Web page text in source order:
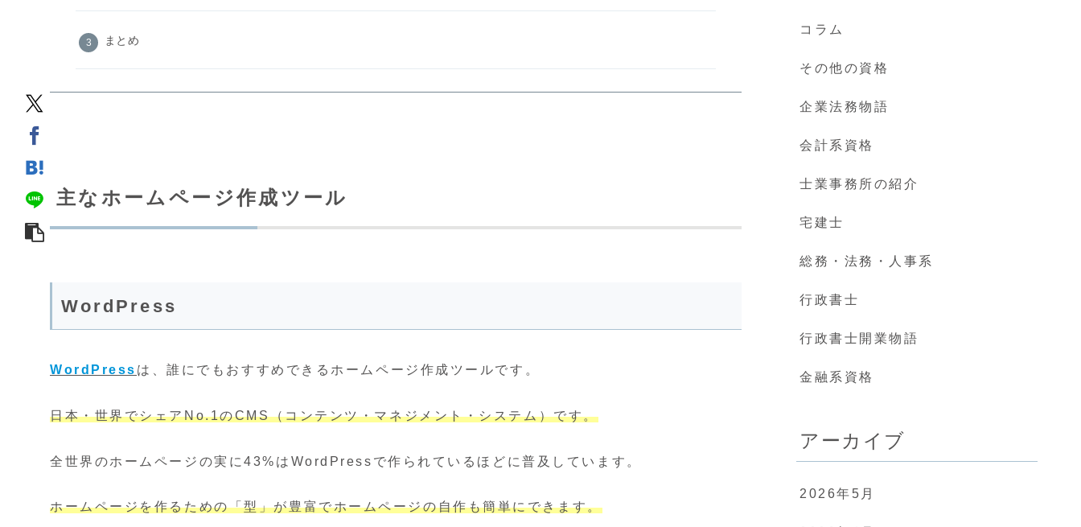
まとめ
主なホームページ作成ツール
WordPress
WordPress は、誰にでもおすすめできるホームページ作成ツールです。
日本・世界でシェアNo.1のCMS（コンテンツ・マネジメント・システム）です。
全世界のホームページの実に43%はWordPressで作られているほどに普及しています。
ホームページを作るための「型」が豊富でホームページの自作も簡単にできます。
コラム
その他の資格
企業法務物語
会計系資格
士業事務所の紹介
宅建士
総務・法務・人事系
行政書士
行政書士開業物語
金融系資格
アーカイブ
2026年5月